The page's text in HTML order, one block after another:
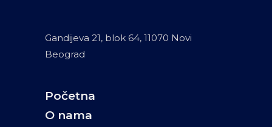
Gandijeva 21, blok 64, 11070 Novi
Beograd
Početna
O nama